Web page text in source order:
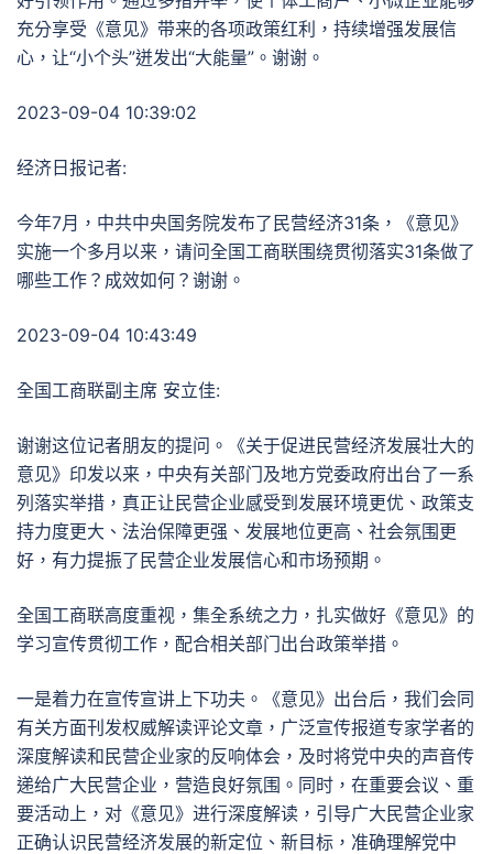
充分享受《意见》带来的各项政策红利，持续增强发展信
心，让“小个头”迸发出“大能量”。谢谢。
2023-09-04 10:39:02
经济日报记者:
今年7月，中共中央国务院发布了民营经济31条，《意见》
实施一个多月以来，请问全国工商联围绕贯彻落实31条做了
哪些工作？成效如何？谢谢。
2023-09-04 10:43:49
全国工商联副主席 安立佳:
谢谢这位记者朋友的提问。《关于促进民营经济发展壮大的
意见》印发以来，中央有关部门及地方党委政府出台了一系
列落实举措，真正让民营企业感受到发展环境更优、政策支
持力度更大、法治保障更强、发展地位更高、社会氛围更
好，有力提振了民营企业发展信心和市场预期。
全国工商联高度重视，集全系统之力，扎实做好《意见》的
学习宣传贯彻工作，配合相关部门出台政策举措。
一是着力在宣传宣讲上下功夫。《意见》出台后，我们会同
有关方面刊发权威解读评论文章，广泛宣传报道专家学者的
深度解读和民营企业家的反响体会，及时将党中央的声音传
递给广大民营企业，营造良好氛围。同时，在重要会议、重
要活动上，对《意见》进行深度解读，引导广大民营企业家
正确认识民营经济发展的新定位、新目标，准确理解党中